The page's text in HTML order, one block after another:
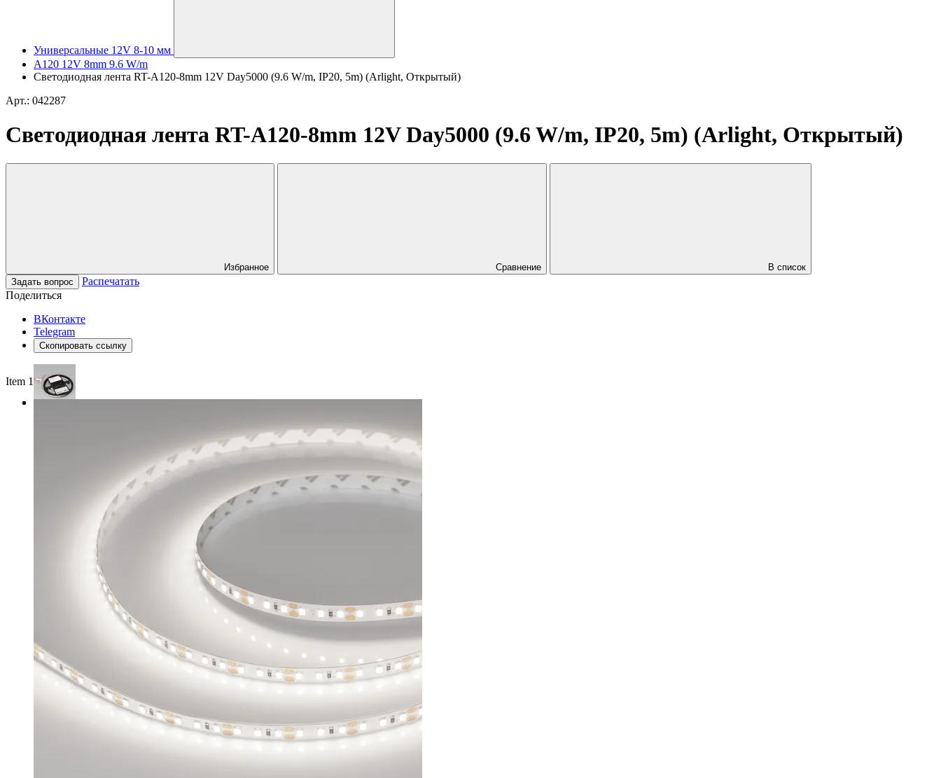
Универсальные 12V 8-10 мм
A120 12V 8mm 9.6 W/m
Светодиодная лента RT-A120-8mm 12V Day5000 (9.6 W/m, IP20, 5m) (Arlight, Открытый)
Арт.: 042287
Светодиодная лента RT-A120-8mm 12V Day5000 (9.6 W/m, IP20, 5m) (Arlight, Открытый)
Избранное Сравнение
В список
Задать вопрос
Распечатать
Поделиться
ВКонтакте
Telegram
Скопировать ссылку
Item 1 of 3